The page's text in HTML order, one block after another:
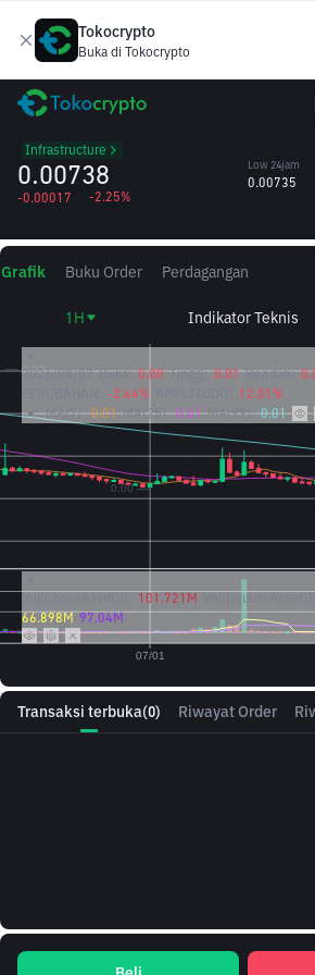
Tokocrypto
Buka di Tokocrypto
SXT Space and Time
Infrastructure
0.00738
-0.00017 -2.25%
Low 24jam
0.00735
Transaksi terbuka(0) Riwayat Order
Grafik Buku Order Perdagangan
1H Indikator Teknis
2026/08/07 Buka: 0.00 Tinggi: 0.01 Rendah:
-2.64%
12.01%
MA(7): 0.01 MA(25): 0.01 MA(99): 0.01
101.721M Vol({{quoteAsset}})
66.898M 97.04M